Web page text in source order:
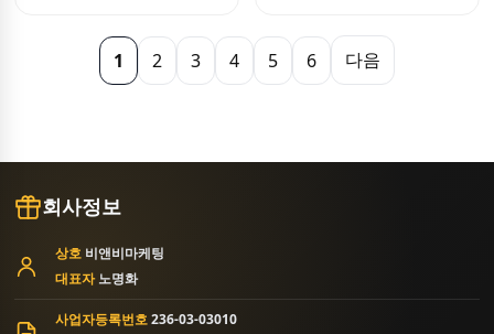
1 2 3 4 5 6 다음
회사정보
상호 비앤비마케팅
대표자노명화
사업자등록번호236-03-03010